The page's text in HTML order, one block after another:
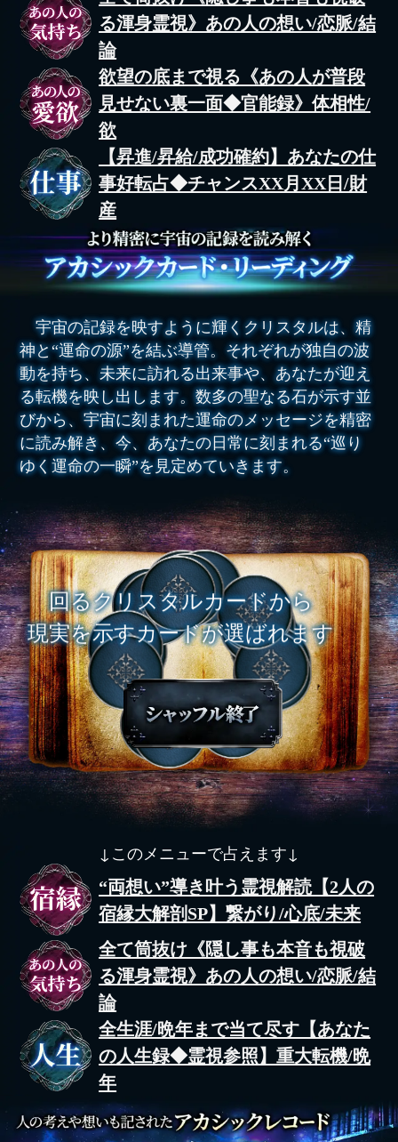
る渾身霊視》あの人の想い/恋脈/結
論
欲望の底まで視る《あの人が普段
見せない裏一面◆官能録》体相性/
欲
【昇進/昇給/成功確約】あなたの仕
事好転占◆チャンスXX月XX日/財
産
宇宙の記録を映すように輝くクリスタルは、精
神と“運命の源”を結ぶ導管。それぞれが独自の波
動を持ち、未来に訪れる出来事や、あなたが迎え
る転機を映し出します。数多の聖なる石が示す並
びから、宇宙に刻まれた運命のメッセージを精密
に読み解き、今、あなたの日常に刻まれる“巡り
ゆく運命の一瞬”を見定めていきます。
回るクリスタルカードから
現実を示すカードが選ばれます
↓このメニューで占えます↓
“両想い”導き叶う霊視解読【2人の
宿縁大解剖SP】繋がり/心底/未来
全て筒抜け《隠し事も本音も視破
る渾身霊視》あの人の想い/恋脈/結
論
全生涯/晩年まで当て尽す【あなた
の人生録◆霊視参照】重大転機/晩
年